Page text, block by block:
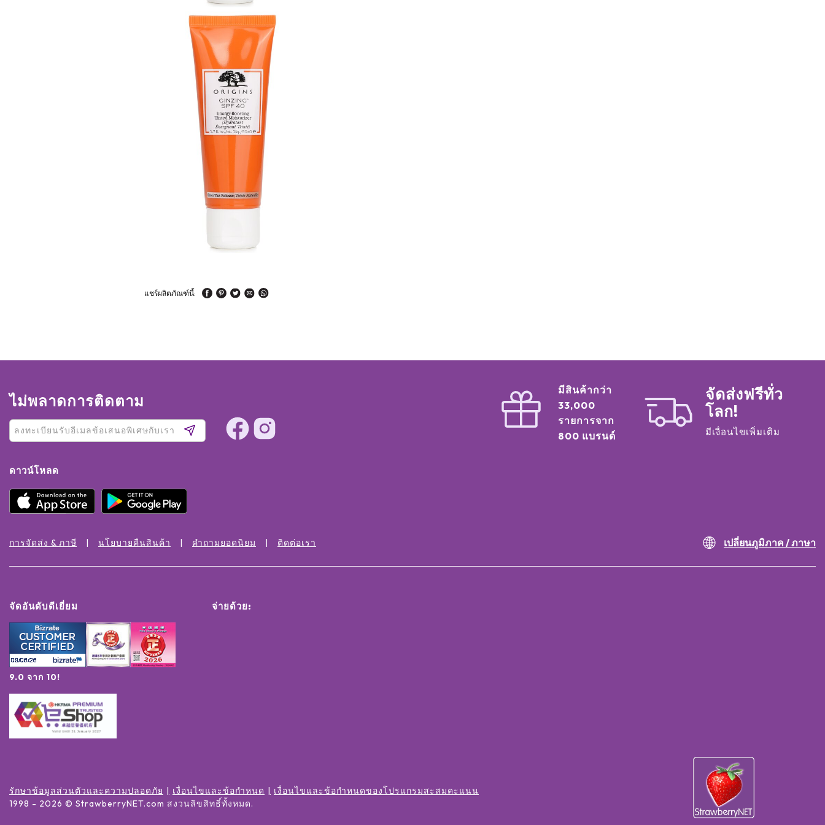
แชร์ผลิตภัณฑ์นี้:
ไม่พลาดการติดตาม
ดาวน์โหลด
มีสินค้ากว่า
33,000
รายการจาก
800 แบรนด์
จัดส่งฟรีทั่ว
โลก!
มีเงื่อนไขเพิ่มเติม
การจัดส่ง & ภาษี นโยบายคืนสินค้า คำถามยอดนิยม ติดต่อเรา เปลี่ยนภูมิภาค / ภาษา
จัดอันดับดีเยี่ยม
9.0 จาก 10!
จ่ายด้วย:
รักษาข้อมูลส่วนตัวและความปลอดภัย เงื่อนไขและข้อกำหนด
เงื่อนไขและข้อกำหนดของโปรแกรมสะสมคะแนน
1998 - 2026 © StrawberryNET.com สงวนลิขสิทธิ์ทั้งหมด.